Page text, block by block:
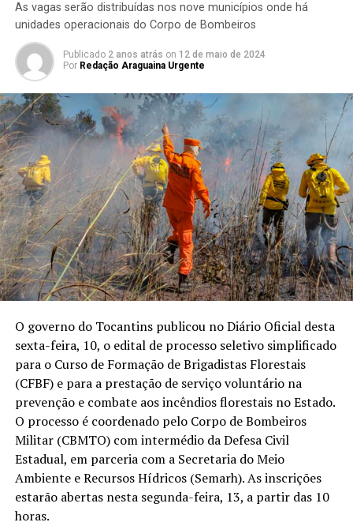
As vagas serão distribuídas nos nove municípios onde há
unidades operacionais do Corpo de Bombeiros
Publicado 2 anos atrás on 12 de maio de 2024
Por Redação Araguaina Urgente
O governo do Tocantins publicou no Diário Oficial desta
sexta-feira, 10, o edital de processo seletivo simplificado
para o Curso de Formação de Brigadistas Florestais
(CFBF) e para a prestação de serviço voluntário na
prevenção e combate aos incêndios florestais no Estado.
O processo é coordenado pelo Corpo de Bombeiros
Militar (CBMTO) com intermédio da Defesa Civil
Estadual, em parceria com a Secretaria do Meio
Ambiente e Recursos Hídricos (Semarh). As inscrições
estarão abertas nesta segunda-feira, 13, a partir das 10
horas.